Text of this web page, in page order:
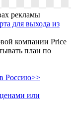
рекламы
для выхода из
компании Price
план по
Россию>>
или